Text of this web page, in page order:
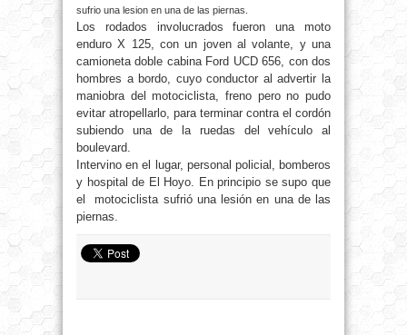
sufrio una lesion en una de las piernas.
Los rodados involucrados fueron una moto
enduro X 125, con un joven al volante, y una
camioneta doble cabina Ford UCD 656, con dos
hombres a bordo, cuyo conductor al advertir la
maniobra del motociclista, freno pero no pudo
evitar atropellarlo, para terminar contra el cordón
subiendo una de la ruedas del vehículo al
boulevard.
Intervino en el lugar, personal policial, bomberos
y hospital de El Hoyo. En principio se supo que
el motociclista sufrió una lesión en una de las
piernas.